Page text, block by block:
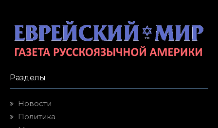
Разделы
Новости
Политика